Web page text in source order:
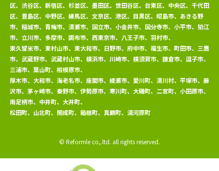
区、渋谷区、新宿区、杉並区、墨田区、世田谷区、台東区、中央区、千代田
区、豊島区、中野区、練馬区、文京区、港区、目黒区、昭島市、あきる野
市、稲城市、青梅市、清瀬市、国立市、小金井市、国分寺市、小平市、狛江
市、立川市、多摩市、調布市、西東京市、八王子市、羽村市、
東久留米市、東村山市、東大和市、日野市、府中市、福生市、町田市、三鷹
市、武蔵野市、武蔵村山市、横浜市、川崎市、横須賀市、鎌倉市、逗子市、
三浦市、葉山町、相模原市、
厚木市、大和市、海老名市、座間市、綾瀬市、愛川町、清川村、平塚市、藤
沢市、茅ヶ崎市、秦野市、伊勢原市、寒川町、大磯町、二宮町、小田原市、
南足柄市、中井町、大井町、
松田町、山北町、開成町、箱根町、真鶴町、湯河原町
© Reformle co,.ltd. all rights reserved.